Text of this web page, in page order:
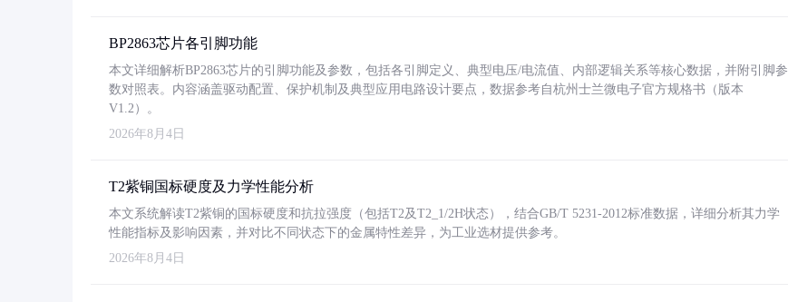
BP2863芯片各引脚功能
本文详细解析BP2863芯片的引脚功能及参数，包括各引脚定义、典型电压/电流值、内部逻辑关系等核心数据，并附引脚参
数对照表。内容涵盖驱动配置、保护机制及典型应用电路设计要点，数据参考自杭州士兰微电子官方规格书（版本
V1.2）。
2026年8月4日
T2紫铜国标硬度及力学性能分析
本文系统解读T2紫铜的国标硬度和抗拉强度（包括T2及T2_1/2H状态），结合GB/T 5231-2012标准数据，详细分析其力学
性能指标及影响因素，并对比不同状态下的金属特性差异，为工业选材提供参考。
2026年8月4日